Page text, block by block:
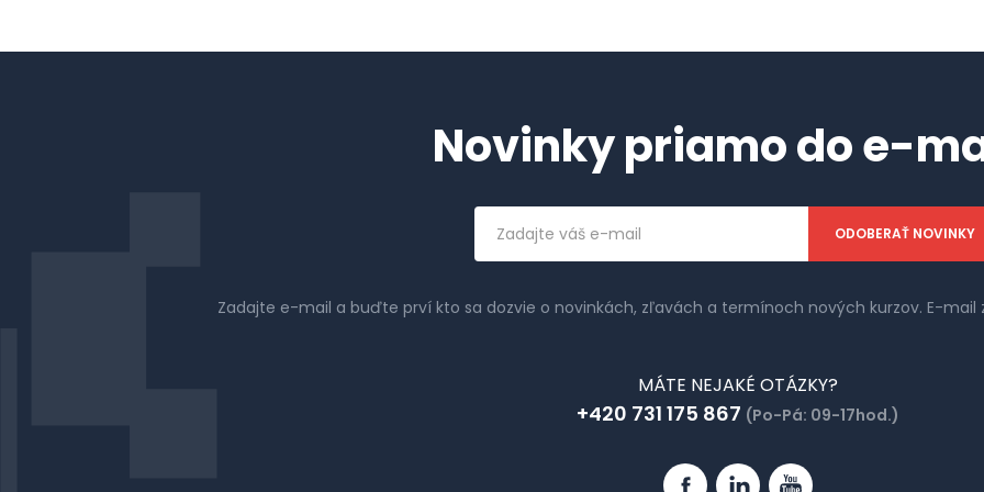
Novinky priamo do e-
Emailová
adresa
Zadajte e-mail a buďte prví kto sa dozvie o novinkách, zľavách a termínoch nových kurzov. E-
MÁTE NEJAKÉ OTÁZKY?
+420 731 175 867 (Po-Pá: 09-17hod.)